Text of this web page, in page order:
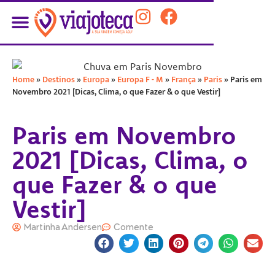
Home»Destinos»Europa»Europa F - M»França»Paris»Paris em
Novembro 2021 [Dicas, Clima, o que Fazer & o que Vestir]
Paris em Novembro
2021 [Dicas, Clima, o
que Fazer & o que
Vestir]
Martinha Andersen Comente